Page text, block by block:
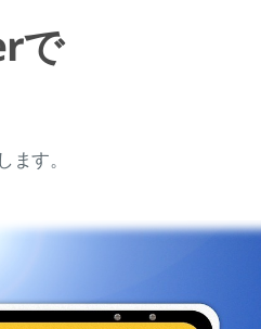
で
ます。